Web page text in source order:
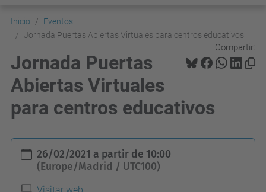
Inicio
Eventos
Jornada Puertas Abiertas Virtuales para centros educativos
Compartir:
Jornada Puertas
Abiertas Virtuales
para centros educativos
26/02/2021 a partir de 10:00
(Europe/Madrid / UTC100)